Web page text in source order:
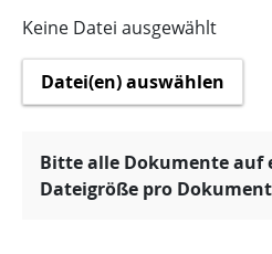
Keine Datei ausgewählt
Datei(en) auswählen
Bitte alle Dokumente auf
Dateigröße pro